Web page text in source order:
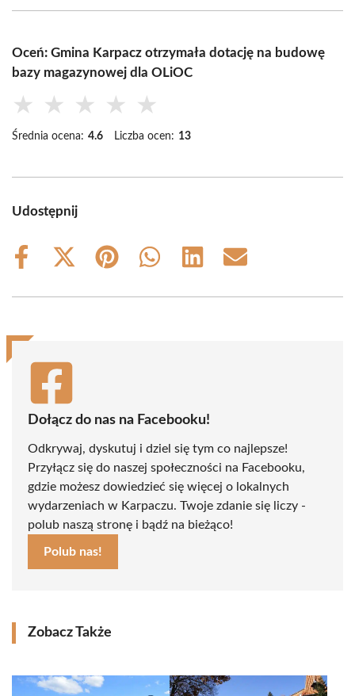
Oceń: Gmina Karpacz otrzymała dotację na budowę
bazy magazynowej dla OLiOC
★ ★ ★ ★ ★
Średnia ocena: 4.6 Liczba ocen: 13
Udostępnij
Share
Share
(Twitter)
Share
Share
Share
Share
Dołącz do nas na Facebooku!
Odkrywaj, dyskutuj i dziel się tym co najlepsze!
Przyłącz się do naszej społeczności na Facebooku,
gdzie możesz dowiedzieć się więcej o lokalnych
wydarzeniach w Karpaczu. Twoje zdanie się liczy -
polub naszą stronę i bądź na bieżąco!
Polub nas!
Zobacz Także